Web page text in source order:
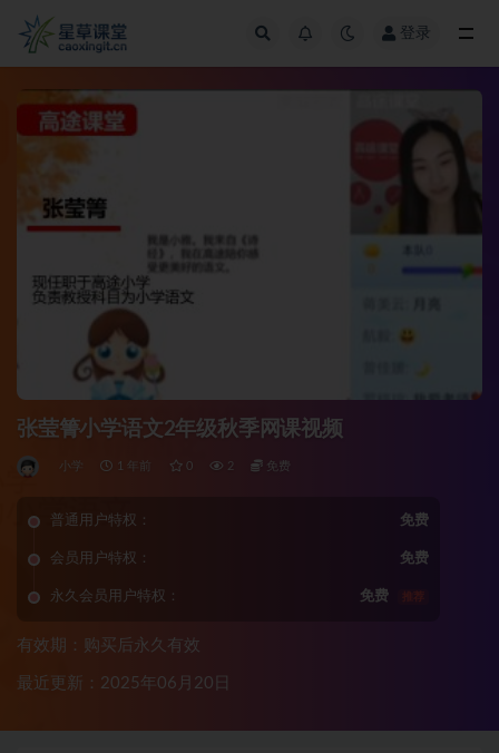
登录
张莹箐小学语文2年级秋季网课视频
小学 1 年前 0 2 免费
普通用户特权： 免费
会员用户特权： 免费
永久会员用户特权： 免费 推荐
有效期：购买后永久有效
最近更新：2025年06月20日